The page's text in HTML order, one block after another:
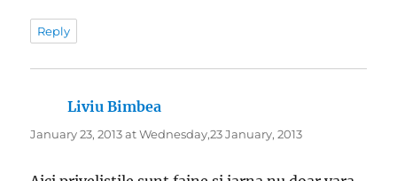
Reply
Liviu Bimbea
January 23, 2013 at Wednesday,23 January, 2013